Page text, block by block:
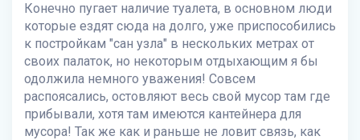
Конечно пугает наличие туалета, в основном люди
которые ездят сюда на долго, уже приспособились
к постройкам "сан узла" в нескольких метрах от
своих палаток, но некоторым отдыхающим я бы
одолжила немного уважения! Совсем
распоясались, остовляют весь свой мусор там где
прибывали, хотя там имеются кантейнера для
мусора! Так же как и раньше не ловит связь, как